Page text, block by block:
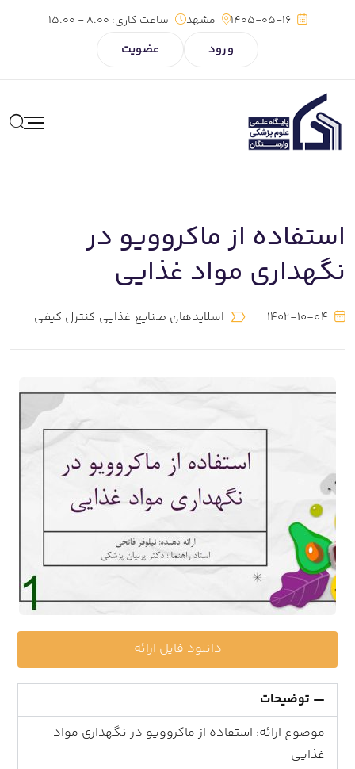
1405-05-16 مشهد ساعت کاری:
ورود عضویت
استفاده از ماکروویو در
نگهداری مواد غذایی
1402-10-04 اسلایدهای صنایع غذایی کنترل کیفی
دانلود فایل ارائه
توضیحات
موضوع ارائه: استفاده از ماکروویو در نگهداری مواد
غذایی